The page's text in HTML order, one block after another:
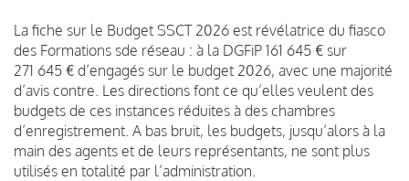
La fiche sur le Budget SSCT 2026 est révélatrice du fiasco
des Formations sde réseau : à la DGFiP 161 645 € sur
271 645 € d’engagés sur le budget 2026, avec une majorité
d’avis contre. Les directions font ce qu’elles veulent des
budgets de ces instances réduites à des chambres
d’enregistrement. A bas bruit, les budgets, jusqu’alors à la
main des agents et de leurs représentants, ne sont plus
utilisés en totalité par l’administration.